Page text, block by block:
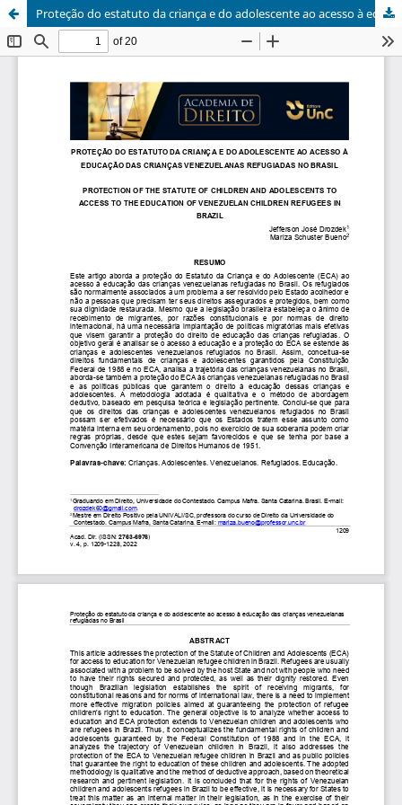
Proteção do estatuto da criança e do adolescente ao acesso à educação das crianças venezuelanas refugiadas no Brasil